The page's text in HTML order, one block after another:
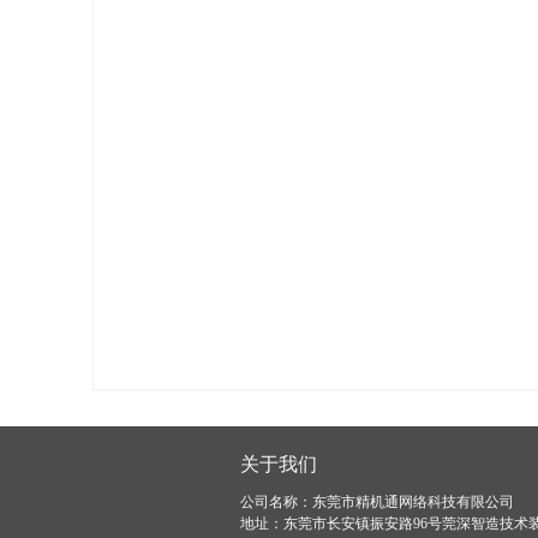
关于我们
公司名称：东莞市精机通网络科技有限公司
地址：东莞市长安镇振安路96号莞深智造技术